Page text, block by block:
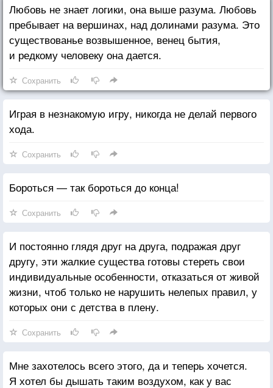
Любовь не знает логики, она выше разума. Любовь
пребывает на вершинах, над долинами разума. Это
существованье возвышенное, венец бытия,
и редкому человеку она дается.
Сохранить
Играя в незнакомую игру, никогда не делай первого
хода.
Сохранить
Бороться — так бороться до конца!
Сохранить
И постоянно глядя друг на друга, подражая друг
другу, эти жалкие существа готовы стереть свои
индивидуальные особенности, отказаться от живой
жизни, чтоб только не нарушить нелепых правил, у
которых они с детства в плену.
Сохранить
Мне захотелось всего этого, да и теперь хочется.
Я хотел бы дышать таким воздухом, как у вас